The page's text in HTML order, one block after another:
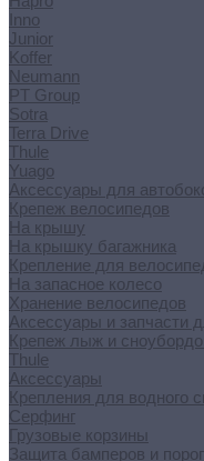
Inno
Junior
Koffer
Neumann
PT Group
Sotra
Terra Drive
Thule
Yuago
Аксессуары для
Крепеж велосипедов
На крышу
На крышку багажника
Крепление для
На запасное колесо
Хранение велосипедов
Аксессуары и запчасти
Крепеж лыж и
Thule
Аксессуары
Крепления для водного
Серфинг
Грузовые корзины
Защита бамперов и